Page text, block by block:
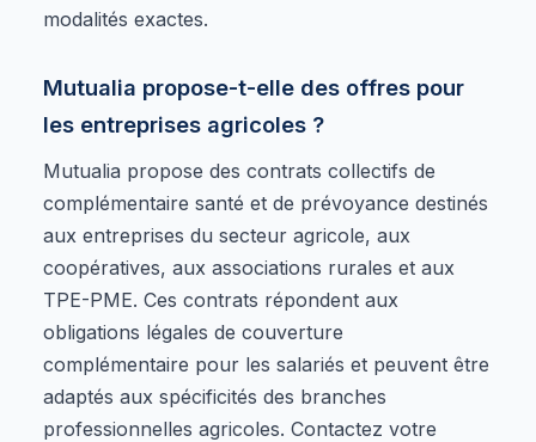
modalités exactes.
Mutualia propose-t-elle des offres pour
les entreprises agricoles ?
Mutualia propose des contrats collectifs de
complémentaire santé et de prévoyance destinés
aux entreprises du secteur agricole, aux
coopératives, aux associations rurales et aux
TPE-PME. Ces contrats répondent aux
obligations légales de couverture
complémentaire pour les salariés et peuvent être
adaptés aux spécificités des branches
professionnelles agricoles. Contactez votre